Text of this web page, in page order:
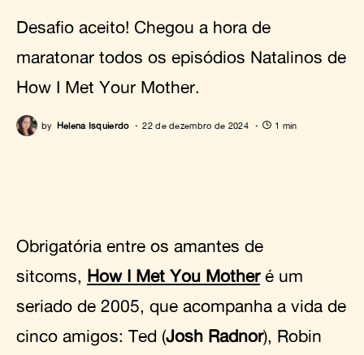
Desafio aceito! Chegou a hora de
maratonar todos os episódios Natalinos de
How I Met Your Mother.
by Helena Isquierdo 22 de dezembro de 2024 1 min
Obrigatória entre os amantes de
sitcoms, How I Met You Motheré um
seriado de 2005, que acompanha a vida de
cinco amigos: Ted (Josh Radnor), Robin